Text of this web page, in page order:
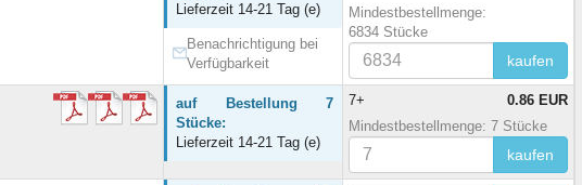
Lieferzeit 14-21 Tag (e)
Benachrichtigung bei
Verfügbarkeit
Mindestbestellmenge:
6834 Stücke
kaufen
auf Bestellung 7
Stücke:
Lieferzeit 14-21 Tag (e)
7+
0.86 EUR
Mindestbestellmenge: 7 Stücke
kaufen